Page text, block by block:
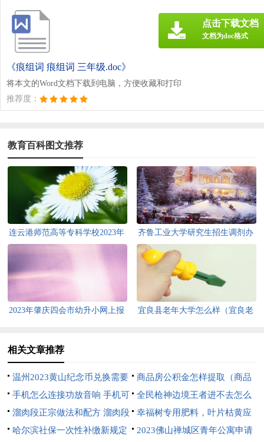
《痕组词 痕组词 三年级.doc》
将本文的Word文档下载到电脑，方便收藏和打印
推荐度：
点击下载文档
文档为doc格式
教育百科图文推荐
连云港师范高等专科学校2023年
齐鲁工业大学研究生招生调剂办
法2023（齐鲁工业大学研究生招
生调剂办法2023年）
2023年肇庆四会市幼升小网上报
宜良县老年大学怎么样（宜良老
相关文章推荐
温州2023黄山纪念币兑换需要
带什么证件？
商品房公积金怎样提取（商品
房住房公积金提取）
手机怎么连接功放音响 手机可
以直接连音响功放吗
全民枪神边境王者进不去怎么
办 全民枪神边境王者进不去怎
么办?
溜肉段正宗做法和配方 溜肉段
的做法视频教程
幸福树专用肥料，叶片枯黄应
该用什么肥料
哈尔滨社保一次性补缴新规定 2023佛山禅城区青年公寓申请